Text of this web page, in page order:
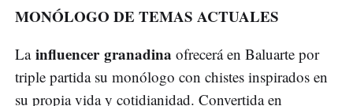
MONÓLOGO DE TEMAS ACTUALES
La influencer granadina ofrecerá en Baluarte por
triple partida su monólogo con chistes inspirados en
su propia vida y cotidianidad. Convertida en